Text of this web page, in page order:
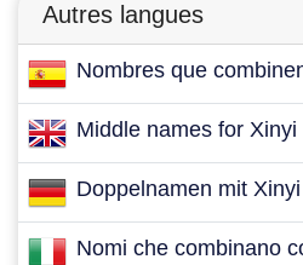
Autres langues
Nombres que
Middle names for Xinyi
Doppelnamen mit Xinyi
Nomi che combinano